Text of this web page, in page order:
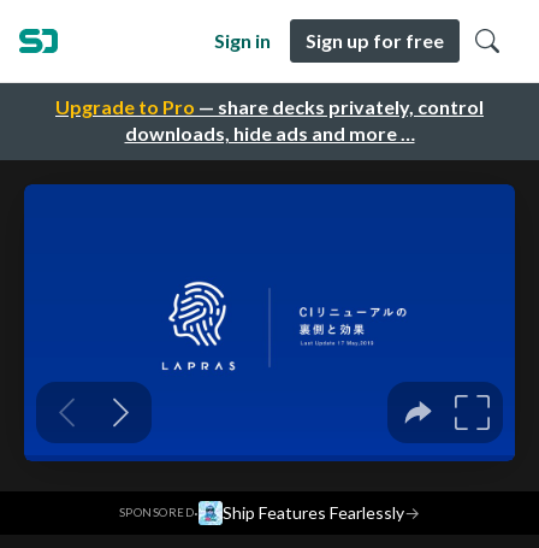
Upgrade to Pro — share decks privately, control
downloads, hide ads and more …
Sign in Sign up for free
SPONSORED· Ship Features Fearlessly→